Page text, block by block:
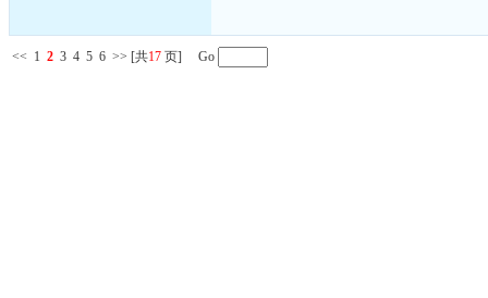
<< 1 2 3 4 5 6 >> [共17 页] Go